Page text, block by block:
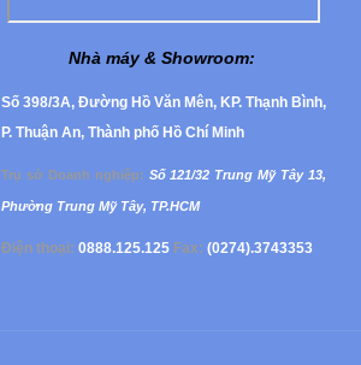
Nhà máy & Showroom:
Số 398/3A, Đường Hồ Văn Mên, KP. Thạnh Bình,
P. Thuận An, Thành phố Hồ Chí Minh
Trụ sở Doanh nghiệp: Số 121/32 Trung Mỹ Tây 13,
Phường Trung Mỹ Tây, TP.HCM
Điện thoại: 0888.125.125 Fax: (0274).3743353